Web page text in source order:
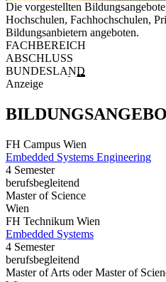
Die vorgestellten
Hochschulen, Fachhochschulen,
Bildungsanbietern angeboten.
FACHBEREICH
ABSCHLUSS
BUNDESLAND
Anzeige
FH Campus Wien
Embedded Systems Engineering
4 Semester
berufsbegleitend
Master of Science
Wien
FH Technikum Wien
Embedded Systems
4 Semester
berufsbegleitend
Master of Arts oder Master of